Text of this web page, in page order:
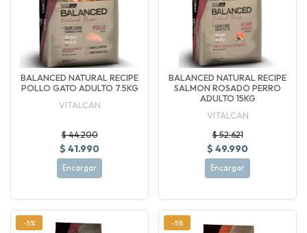
BALANCED NATURAL RECIPE
POLLO GATO ADULTO 7.5KG
VITALCAN
$ 44.200
$ 41.990
Encargar
BALANCED NATURAL RECIPE
SALMON ROSADO PERRO
ADULTO 15KG
VITALCAN
$ 52.621
$ 49.990
Encargar
-5% -5%